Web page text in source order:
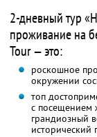
2-дневный тур
проживание на
Tour — это:
роскошное
окружении
топ
с посещением
грандиозный
исторический